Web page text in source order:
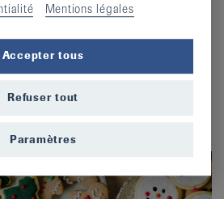
avec un nouveau moyen
bracelet Gripofix, qui offre
stabilité au quotidien. En o...
Mentions légales
Accepter tous
Refuser tout
Paramètres